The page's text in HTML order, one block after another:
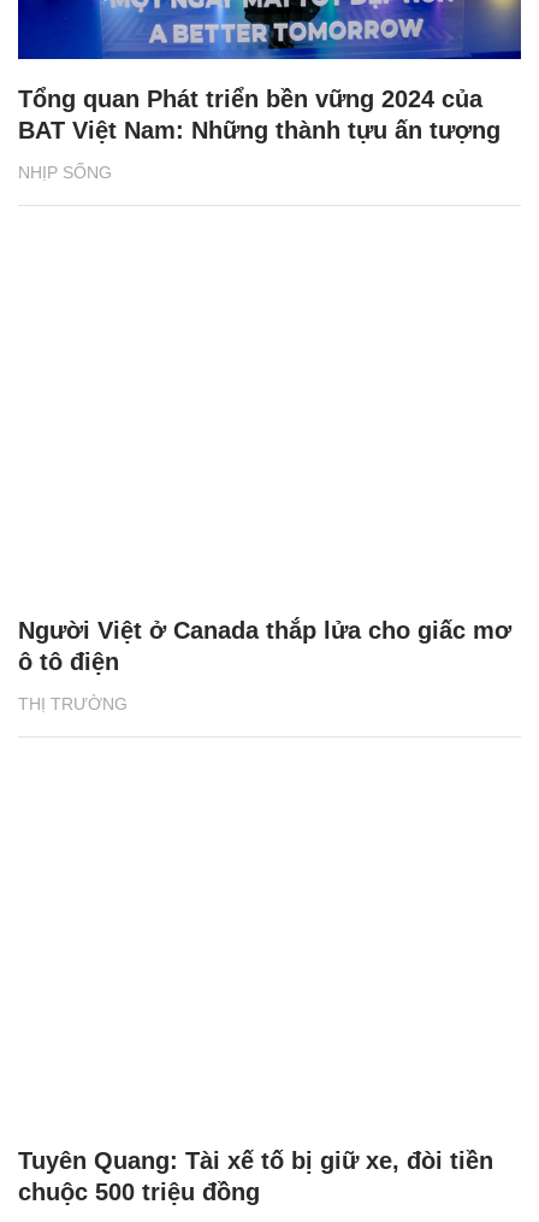
NHỊP SỐNG
Tổng quan Phát triển bền vững 2024 của
BAT Việt Nam: Những thành tựu ấn tượng
THỊ TRƯỜNG
Người Việt ở Canada thắp lửa cho giấc mơ
ô tô điện
Tuyên Quang: Tài xế tố bị giữ xe, đòi tiền
chuộc 500 triệu đồng